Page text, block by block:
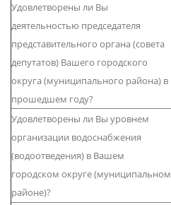
Удовлетворены ли Вы
деятельностью председателя
представительного органа (совета
депутатов) Вашего городского
округа (муниципального района) в
прошедшем году?
Удовлетворены ли Вы уровнем
организации водоснабжения
(водоотведения) в Вашем
городском округе (муниципальном
районе)?